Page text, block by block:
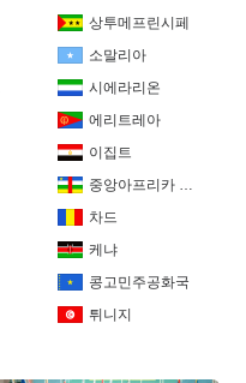
상투메프린시페
소말리아
시에라리온
에리트레아
이집트
중앙아프리카 공화국
차드
케냐
콩고민주공화국
튀니지